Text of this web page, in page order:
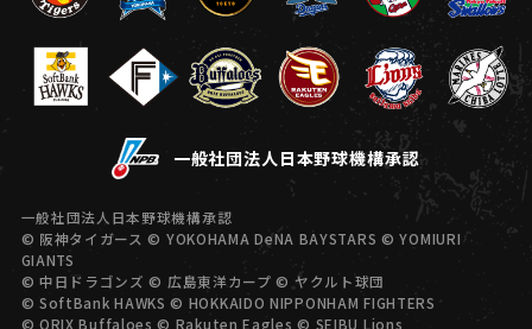
一般社団法人日本野球機構承認
一般社団法人日本野球機構承認
© 阪神タイガース © YOKOHAMA DeNA BAYSTARS © YOMIURI
GIANTS
© 中日ドラゴンズ © 広島東洋カープ © ヤクルト球団
© SoftBank HAWKS © HOKKAIDO NIPPONHAM FIGHTERS
© ORIX Buffaloes © Rakuten Eagles © SEIBU Lions